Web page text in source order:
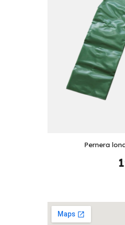
Pernera